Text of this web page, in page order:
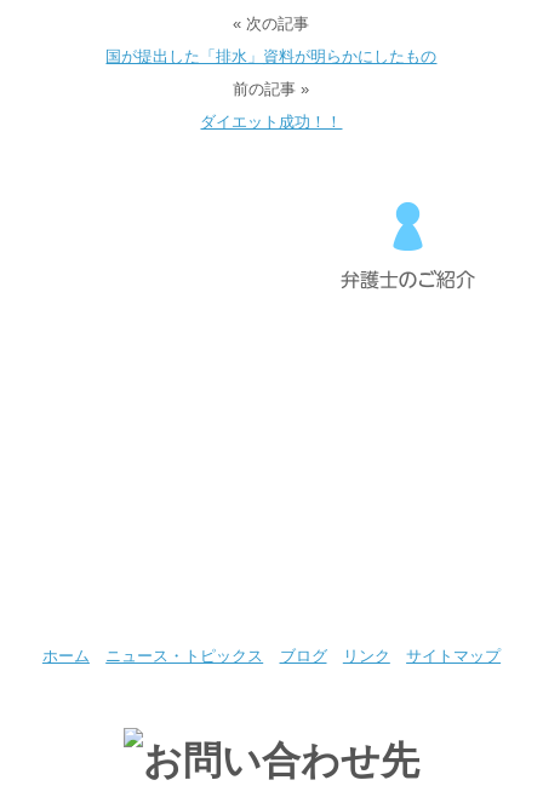
« 次の記事
国が提出した「排水」資料が明らかにしたもの
前の記事 »
ダイエット成功！！
ホーム ニュース・トピックス ブログ リンク サイトマップ